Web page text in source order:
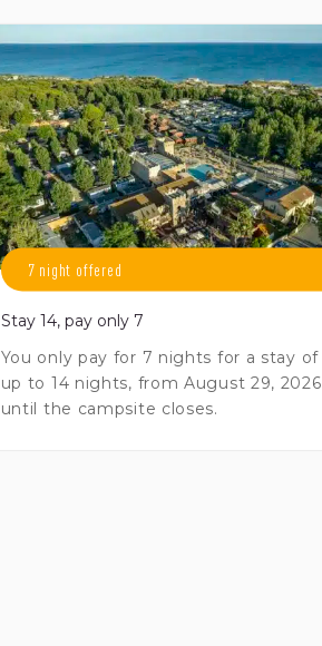
7 night offered
Stay 14, pay only 7
You only pay for 7 nights for a stay of
up to 14 nights, from August 29, 2026
until the campsite closes.